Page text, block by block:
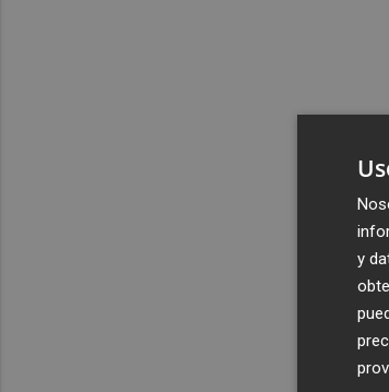
y